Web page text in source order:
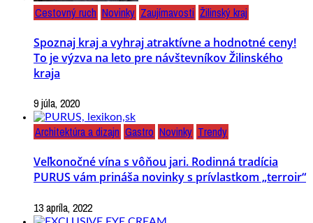
Cestovný ruch Novinky Zaujímavosti Žilinský kraj
Spoznaj kraj a vyhraj atraktívne a hodnotné ceny!
To je výzva na leto pre návštevníkov Žilinského
kraja
9 júla, 2020
Architektúra a dizajn Gastro Novinky Trendy
Veľkonočné vína s vôňou jari. Rodinná tradícia
PURUS vám prináša novinky s prívlastkom „terroir“
13 apríla, 2022